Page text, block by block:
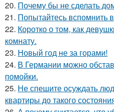
20. Почему бы не сделать
21. Попытайтесь вспомнить
22. Коротко о том, как
комнату.
23. Новый год не за горами!
24. В Германии можно
помойки.
25. Не спешите осуждать
квартиры до такого